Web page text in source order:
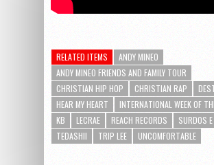
RELATED ITEMS
ANDY MINEO
ANDY MINEO FRIENDS AND FAMILY TOUR
CHRISTIAN HIP HOP
CHRISTIAN RAP
HEAR MY HEART
INTERNATIONAL WEEK OF
KB
LECRAE REACH RECORDS
SURDOS
TEDASHII
TRIP LEE UNCOMFORTABLE